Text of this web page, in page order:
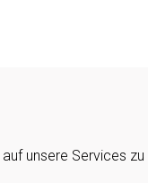
unsere Services zu